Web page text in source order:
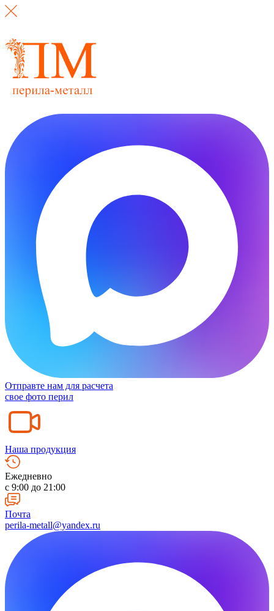
Отправте нам для расчета
свое фото перил
Наша продукция
Ежедневно
c 9:00 до 21:00
Почта
perila-metall@yandex.ru